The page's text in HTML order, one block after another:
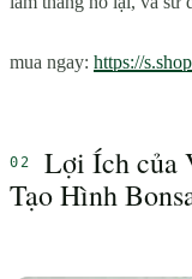
mua ngay: https://
Lợi Ích của
Tạo Hình